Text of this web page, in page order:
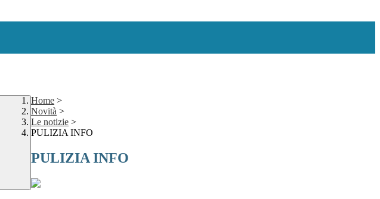
Home >
Novità >
Le notizie >
PULIZIA INFO
PULIZIA INFO